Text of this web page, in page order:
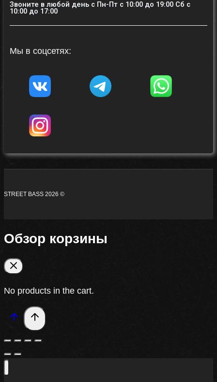
Звоните в любой день с Пн-Пт c 10:00 до 19:00 Сб с
10:00 до 17:00
Мы в соцсетях:
STREET BASS 2026 ©
Обзор корзины
No products in the cart.